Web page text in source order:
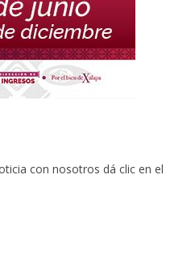
con nosotros dá clic en el